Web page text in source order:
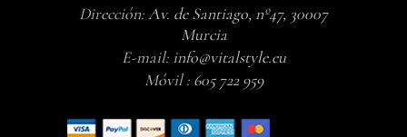
Dirección:Av. de Santiago, nº47, 30007
Murcia
E-mail: info@vitalstyle.eu
Móvil : 605 722 959